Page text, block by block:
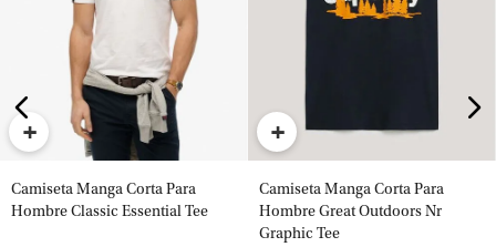
+
Camiseta Manga Corta Para
Hombre Classic Essential Tee
+
Camiseta Manga Corta Para
Hombre Great Outdoors Nr
Graphic Tee